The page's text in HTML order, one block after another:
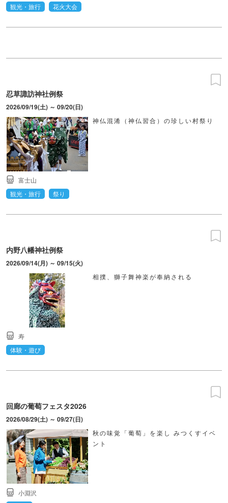
観光・旅行 花火大会
忍草諏訪神社例祭
2026/09/19(土) ～ 09/20(日)
神仏混淆（神仏習合）の珍しい村祭り
富士山
観光・旅行
祭り
内野八幡神社例祭
2026/09/14(月) ～ 09/15(火)
相撲、獅子舞神楽が奉納される
寿
体験・遊び
回廊の葡萄フェスタ2026
2026/08/29(土) ～ 09/27(日)
秋の味覚「葡萄」を楽し みつくすイベ
ント
小淵沢